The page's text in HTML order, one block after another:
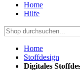
Home
Hilfe
Home
Stoffdesign
Digitales